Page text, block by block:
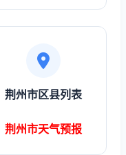
荆州市区县列表
荆州市天气预报